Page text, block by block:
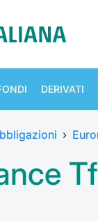
DERIVATI
›